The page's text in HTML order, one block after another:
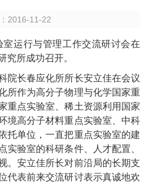
2016-11-22
室运行与管理工作交流研讨会在
究所成功召开。
院长春应化所所长安立佳在会议
所作为高分子物理与化学国家重
重点实验室、稀土资源利用国家
境高分子材料重点实验室、中科
托单位，一直把重点实验室的建
实验室的科研条件、人才配置、
。安立佳所长对前沿局的长期支
代表前来交流研讨表示真诚地欢